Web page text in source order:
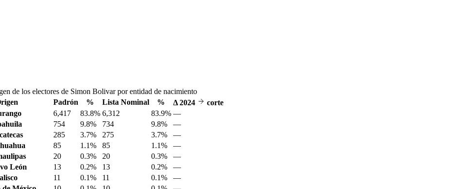
de los electores de Simon Bolivar por entidad de nacimiento
Padrón % Lista Nominal % Δ2024
corte
6,417 83.8% 6,312 83.9% —
754 9.8% 734 9.8%
—
285 3.7% 275 3.7%
—
85 1.1% 85 1.1%
—
20 0.3% 20 0.3%
—
León
13 0.2% 13 0.2%
—
11 0.1% 11 0.1%
—